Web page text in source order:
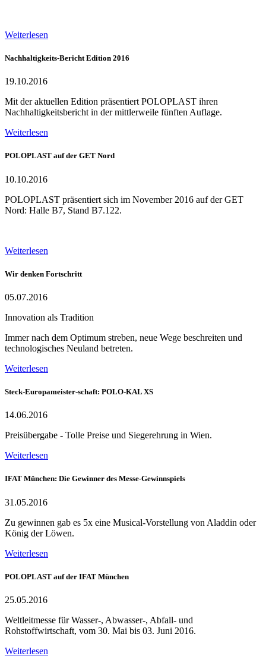
Weiterlesen
Nachhaltigkeits-Bericht Edition 2016
19.10.2016
Mit der aktuellen Edition präsentiert POLOPLAST ihren
Nachhaltigkeitsbericht in der mittlerweile fünften Auflage.
Weiterlesen
POLOPLAST auf der GET Nord
10.10.2016
POLOPLAST präsentiert sich im November 2016 auf der GET
Nord: Halle B7, Stand B7.122.
Weiterlesen
Wir denken Fortschritt
05.07.2016
Innovation als Tradition
Immer nach dem Optimum streben, neue Wege beschreiten und
technologisches Neuland betreten.
Weiterlesen
Steck-Europameister-schaft: POLO-KAL XS
14.06.2016
Preisübergabe - Tolle Preise und Siegerehrung in Wien.
Weiterlesen
IFAT München: Die Gewinner des Messe-Gewinnspiels
31.05.2016
Zu gewinnen gab es 5x eine Musical-Vorstellung von Aladdin oder
König der Löwen.
Weiterlesen
POLOPLAST auf der IFAT München
25.05.2016
Weltleitmesse für Wasser-, Abwasser-, Abfall- und
Rohstoffwirtschaft, vom 30. Mai bis 03. Juni 2016.
Weiterlesen